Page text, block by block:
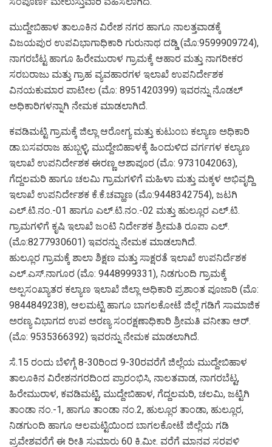
ಮುದ್ದೇಬಿಹಾಳ ತಾಲೂಕಿನ ವಿರೇಶ ನಗರ ಹಾಗೂ ನಾಲತ್ತವಾಡಕ್ಕೆ
ವಿಜಯಪುರ ಉಪವಿಭಾಗಾಧಿಕಾರಿ ಗುರುನಾಥ ದಡ್ಡಿ (ಮೊ:9599909724),
ನಾಗರಬೆಟ್ಟ ಹಾಗೂ ಹಿರೇಮುರಾಳ ಗ್ರಾಮಕ್ಕೆ ಆಹಾರ ಮತ್ತು ನಾಗರೀಕರ
ಸರಬರಾಜು ಮತ್ತು ಗ್ರಾಹ ವ್ಯವಹಾರಗಳ ಇಲಾಖೆ ಉಪನಿರ್ದೇಶಕ
ವಿನಯಕುಮಾರ ಪಾಟೀಲ (ಮೊ: 8951420399) ಇವರನ್ನು ನೊಡಲ್
ಅಧಿಕಾರಿಗಳನ್ನಾಗಿ ನೇಮಕ ಮಾಡಲಾಗಿದೆ.
ಕವಡಿಮಟ್ಟಿ ಗ್ರಾಮಕ್ಕೆ ಜಿಲ್ಲಾ ಆರೋಗ್ಯ ಮತ್ತು ಕುಟುಂಬ ಕಲ್ಯಾಣ ಅಧಿಕಾರಿ
ಡಾ.ಬಸವರಾಜ ಹುಬ್ಬಳ್ಳಿ, ಮುದ್ದೇಬಿಹಾಳಕ್ಕೆ ಹಿಂದುಳಿದ ವರ್ಗಗಳ ಕಲ್ಯಾಣ
ಇಲಾಖೆ ಉಪನಿರ್ದೇಶಕ ಈರಣ್ಣ ಆಶಾಪೂರ (ಮೊ: 9731042063),
ಗೆದ್ದಲಮರಿ ಹಾಗೂ ಚಲಮಿ ಗ್ರಾಮಗಳಿಗೆ ಮಹಿಳಾ ಮತ್ತು ಮಕ್ಕಳ ಅಭಿವೃದ್ದಿ
ಇಲಾಖೆ ಉಪನಿರ್ದೇಶಕ ಕೆ.ಕೆ.ಚವ್ಹಾಣ (ಮೊ:9448342754), ಜಟಗಿ
ಎಲ್.ಟಿ.ನಂ.-01 ಹಾಗೂ ಎಲ್.ಟಿ.ನಂ.-02 ಮತ್ತು ಹುಲ್ಲೂರ ಎಲ್.ಟಿ.
ಗ್ರಾಮಗಳಿಗೆ ಕೃಷಿ ಇಲಾಖೆ ಜಂಟಿ ನಿರ್ದೇಶಕ ಶ್ರೀಮತಿ ರೂಪಾ ಎಲ್.
(ಮೊ:8277930601) ಇವರನ್ನು ನೇಮಕ ಮಾಡಲಾಗಿದೆ.
ಹುಲ್ಲೂರ ಗ್ರಾಮಕ್ಕೆ ಶಾಲಾ ಶಿಕ್ಷಣ ಮತ್ತು ಸಾಕ್ಷರತೆ ಇಲಾಖೆ ಉಪನಿರ್ದೆಶಕ
ಎಲ್.ಎಸ್.ನಾಗೂರ (ಮೊ: 9448999331), ನಿಡಗುಂದಿ ಗ್ರಾಮಕ್ಕೆ
ಅಲ್ಪಸಂಖ್ಯಾತರ ಕಲ್ಯಾಣ ಇಲಾಖೆ ಜಿಲ್ಲಾ ಅಧಿಕಾರಿ ಪ್ರಶಾಂತ ಪೂಜಾರಿ (ಮೊ:
9844849238), ಆಲಮಟ್ಟಿ ಹಾಗೂ ಬಾಗಲಕೋಟೆ ಜಿಲ್ಲೆ ಗಡಿಗೆ ಸಾಮಾಜಿಕ
ಅರಣ್ಯ ವಿಭಾಗದ ಉಪ ಅರಣ್ಯ ಸಂರಕ್ಷಣಾಧಿಕಾರಿ ಶ್ರೀಮತಿ ವನೀತಾ ಆರ್.
(ಮೊ: 9535366392) ಇವರನ್ನು ನೇಮಕ ಮಾಡಲಾಗಿದೆ.
ಸೆ.15 ರಂದು ಬೆಳಿಗ್ಗೆ 8-30ರಿಂದ 9-30ರವರೆಗೆ ಜಿಲ್ಲೆಯ ಮುದ್ದೇಬಿಹಾಳ
ತಾಲೂಕಿನ ವಿರೇಶನಗರದಿಂದ ಪ್ರಾರಂಭಿಸಿ, ನಾಲತವಾಡ, ನಾಗರಬೆಟ್ಟ,
ಹಿರೇಮುರಾಳ, ಕವಡಿಮಟ್ಟಿ, ಮುದ್ದೇಬಿಹಾಳ, ಗೆದ್ದಲಮರಿ, ಚಲಮಿ, ಜಟ್ಟಿಗಿ
ತಾಂಡಾ ನಂ.-1, ಹಾಗೂ ತಾಂಡಾ ನಂ.2, ಹುಲ್ಲೂರ ತಾಂಡಾ, ಹುಲ್ಲೂರ,
ನಿಡಗುಂದಿ ಹಾಗೂ ಆಲಮಟ್ಟಿಯಿಂದ ಬಾಗಲಕೋಟೆ ಜಿಲ್ಲೆಯ ಗಡಿ
ಪ್ರವೇಶವರೆಗೆ ಈ ರೀತಿ ಸುಮಾರು 60 ಕಿ.ಮೀ. ವರೆಗೆ ಮಾನವ ಸರಪಳಿ